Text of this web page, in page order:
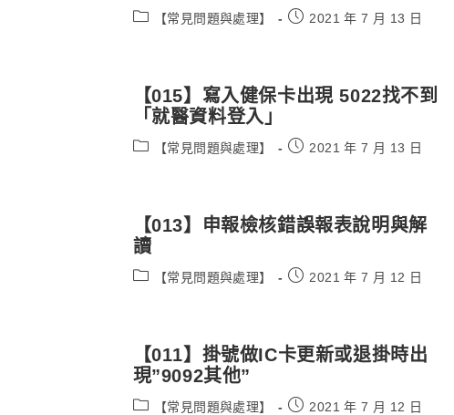
Post
【常見問題與處理】
Post2021 年 7 月 13 日
【015】寫入健保卡出現 5022找不到
「就醫資料登入」
Post
【常見問題與處理】
Post2021 年 7 月 13 日
【013】申報檢核錯誤報表說明與解
讀
Post
【常見問題與處理】
Post2021 年 7 月 12 日
【011】掛號做IC卡更新或退掛時出
現”9092其他”
Post
【常見問題與處理】
Post2021 年 7 月 12 日